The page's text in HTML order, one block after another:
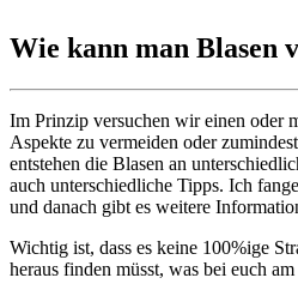
Wie kann man Blasen
Im Prinzip versuchen wir einen oder
Aspekte zu vermeiden oder
entstehen die Blasen an
auch unterschiedliche Tipps. Ich
und danach gibt es weitere
Wichtig ist, dass es keine 100%ige
heraus finden müsst, was bei euch